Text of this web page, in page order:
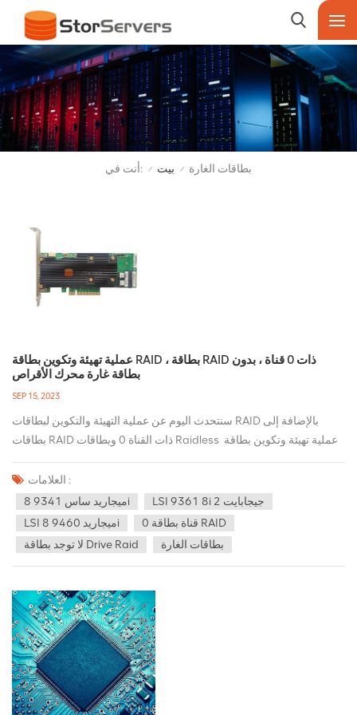
أنت في: / بيت / بطاقات الغارة
عملية تهيئة وتكوين بطاقة RAID ، بطاقة RAID ذات 0 قناة ، بدون
بطاقة غارة محرك الأقراص
SEP 15, 2023
سنتحدث اليوم عن عملية التهيئة والتكوين لبطاقات RAID بالإضافة إلى
بطاقات RAID ذات القناة 0 وبطاقات Raidless عملية تهيئة وتكوين بطاقة
RAID ما يسمى بالتهيئة يعني أنه بعد تشغيل النظام، تقوم وحدة المعالجة
المركزية بتنفيذ التعليمات الأولى على العنوان المحدد لناقل النظام، وهو
عنوان شريحة BIOS الخاصة باللوحة الأم. تحتوي شريحة BIOS على
التعليمات الأولى لتنفيذ وحدة المعالجة المركزية، وتقوم وحدة المعالجة
المركزية بتنفيذها واحدة تلو الأخرى حتى، عند نقطة معينة، تخبر التعليمات
وحدة المعالجة المركزية بمعالجة عناوين ROM الخاصة بالأجهزة الأخرى
وحدة المعالجة المركزية دائمًا بتنفيذ كود البرنامج في ذاكرة القراءة فقط
(ROM) الخاصة ببطاقة SCSI على الجهاز لتهيئة البطاقة. تتضمن التهيئة
التحقق من طراز البطاقة والشركة المصنعة ومسح كافة نواقل SCSI
الموجودة على البطاقة لتحديد كل جهاز وعرضه على الشاشة. في عملية
التهيئة، يمكنك إدخال BIOS الخاص ببطاقة SCSI نفسها كإعداد BIOS للوحة
الأم، وإعداد المحتوى بما في ذلك التحقق من سعة جهاز ناقل SCSI المتصل
والشركة المصنعة والحالة وSCSIID وLUNID وما إلى ذلك. 0 قناة بطاقة
العلامات :
ميجاريد ساس 9341 8i
LSI 9361 8i 2 جيجابايت
LSI ميجاريد 9460 8i
0 قناة بطاقة RAID
لا توجد بطاقة Drive Raid
بطاقات الغارة